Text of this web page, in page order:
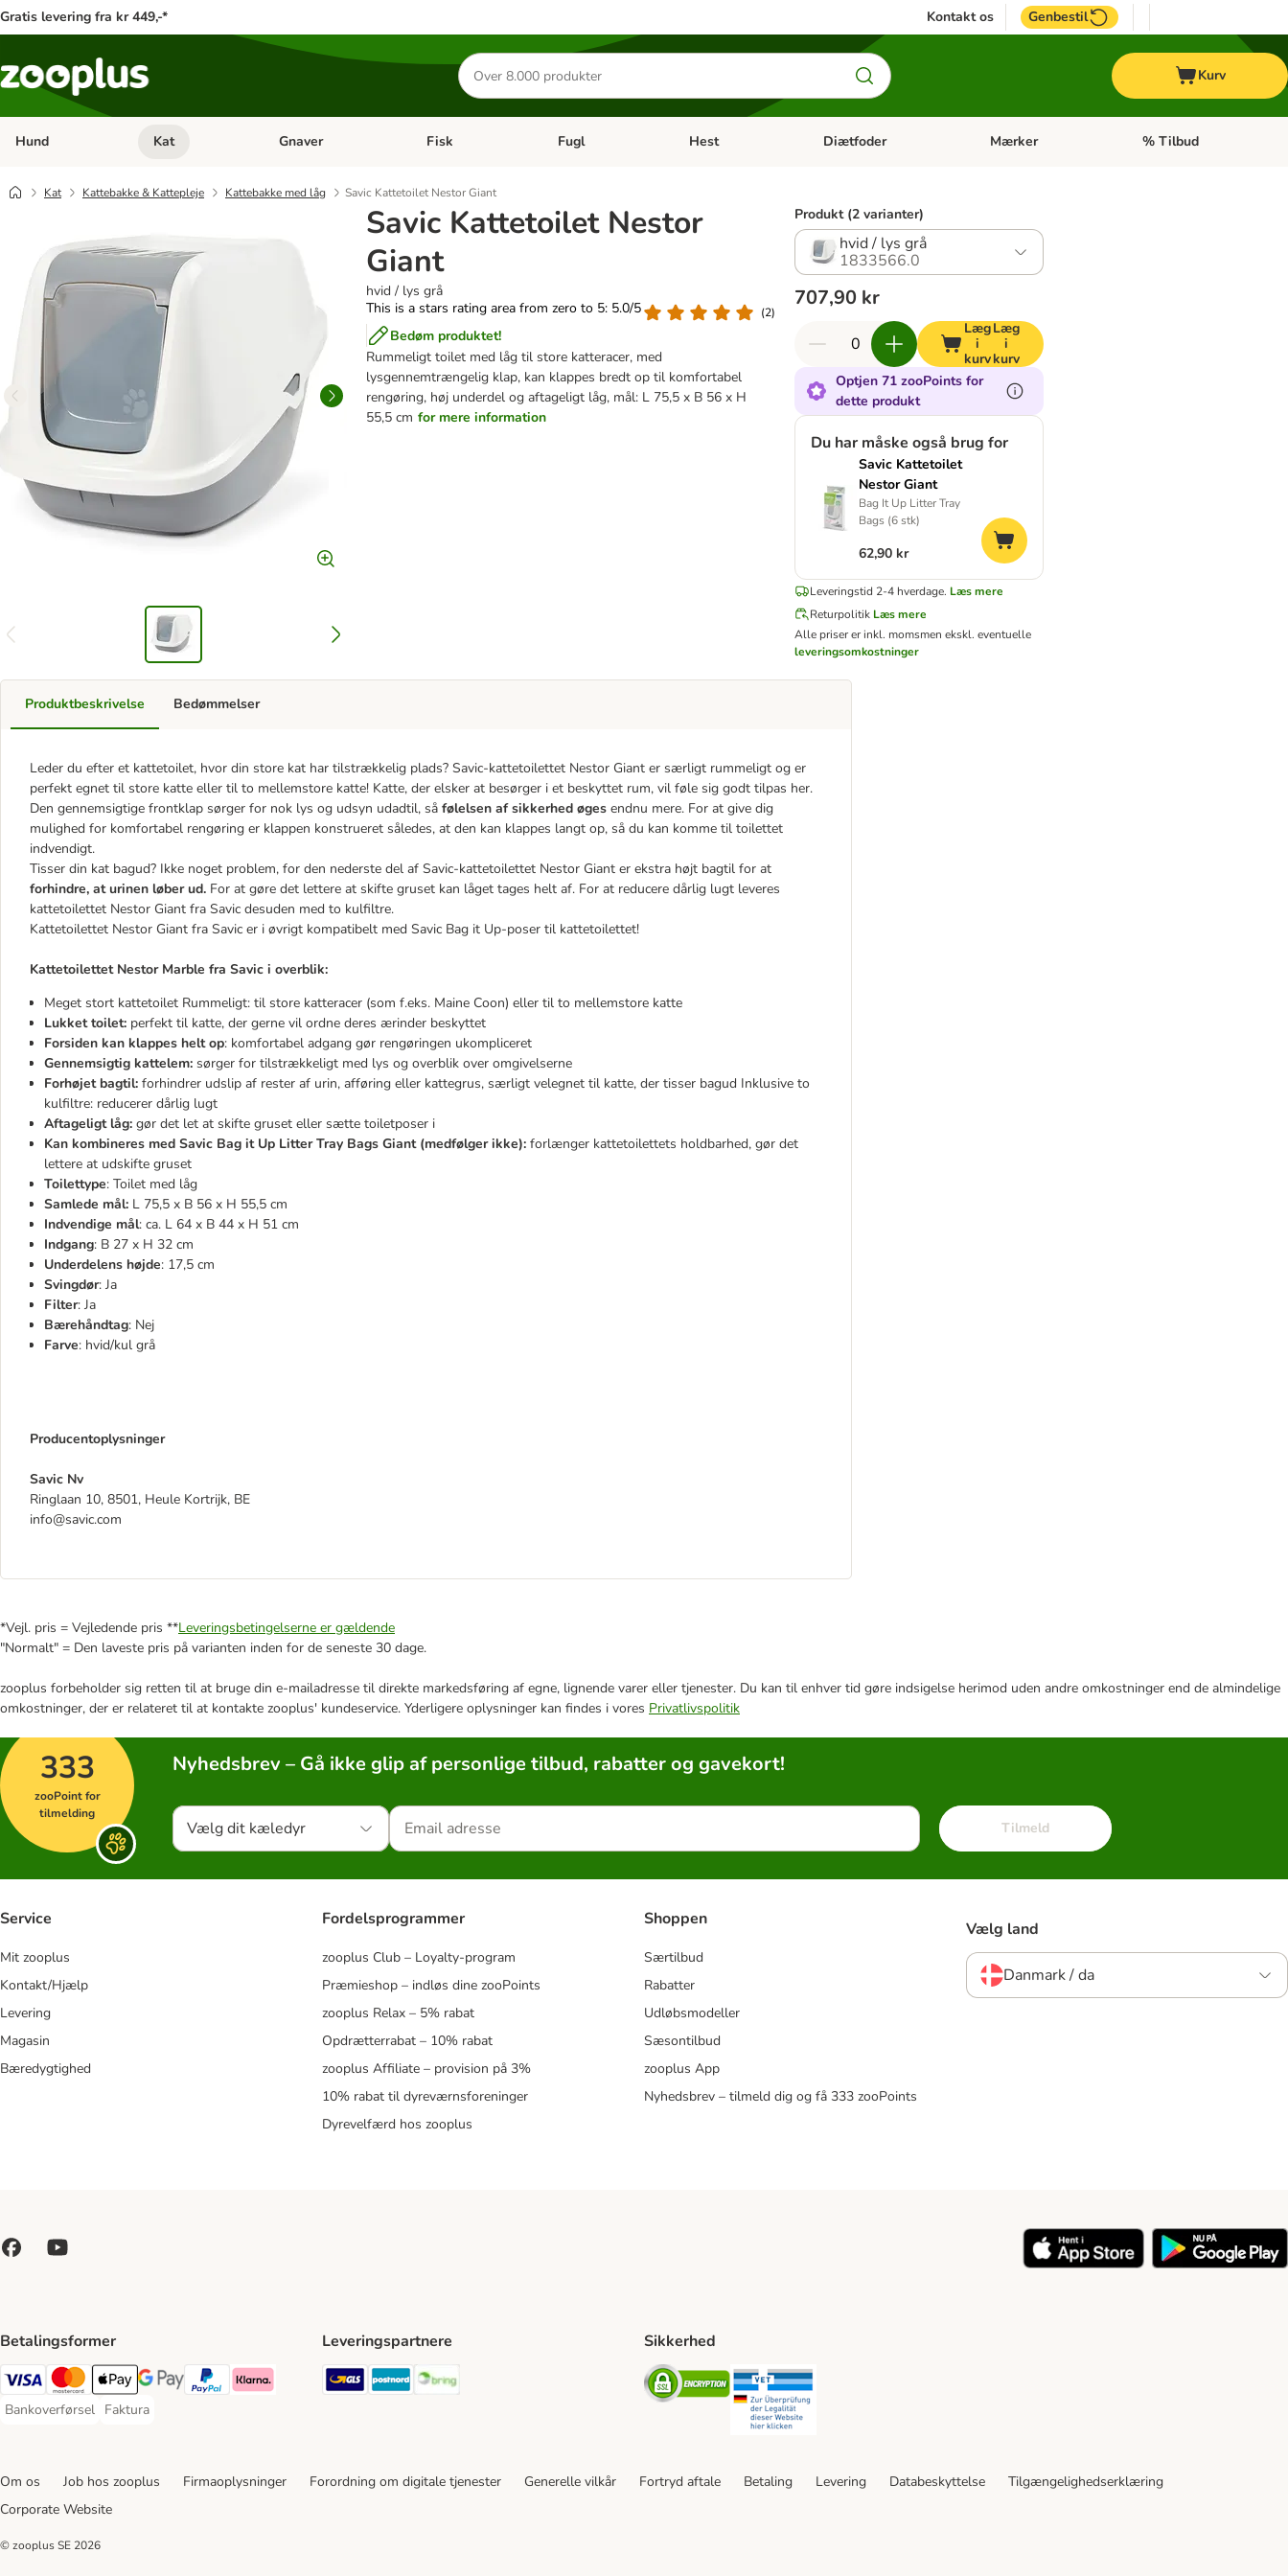
Gratis levering fra kr 449,-* Kontakt os Genbestil
Søg
efter
produkter
Kurv
Hund Åben kategori menu: Hund
Kat Åben kategori menu: Kat
Gnaver Åben kategori menu: Gnaver
Fisk Åben kategori menu: Fisk
Fugl Åben kategori menu: Fugl
Hest Åben kategori menu: Hest
Diætfoder Åben kategori menu: Diætfoder
Mærker Åben kategori menu:
% Tilbud
Kat Kattebakke & Kattepleje Kattebakke med låg Savic Kattetoilet Nestor Giant
Savic Kattetoilet Nestor
Giant
hvid / lys grå
This is a stars rating area from zero to 5: 5.0/5
(2)
Bedøm produktet!
Rummeligt toilet med låg til store katteracer, med
lysgennemtrængelig klap, kan klappes bredt op til komfortabel
rengøring, høj underdel og aftageligt låg, mål: L 75,5 x B 56 x H
55,5 cm for mere information
Produkt (2 varianter)
hvid / lys grå
1833566.0
707,90 kr
Læg
i
kurv
Læg
i
kurv
Optjen 71 zooPoints for
dette produkt
Du har måske også brug for
Savic Kattetoilet
Nestor Giant
Bag It Up Litter Tray
Bags (6 stk)
62,90 kr
Leveringstid 2-4 hverdage. Læs mere
Returpolitik Læs mere
Alle priser er inkl. momsmen ekskl. eventuelle
leveringsomkostninger
Produktbeskrivelse
Leder du efter et kattetoilet, hvor din store kat har tilstrækkelig plads? Savic-kattetoilettet Nestor Giant er særligt rummeligt og er
perfekt egnet til store katte eller til to mellemstore katte! Katte, der elsker at besørger i et beskyttet rum, vil føle sig godt tilpas her.
Den gennemsigtige frontklap sørger for nok lys og udsyn udadtil, så følelsen af sikkerhed øges endnu mere. For at give dig
mulighed for komfortabel rengøring er klappen konstrueret således, at den kan klappes langt op, så du kan komme til toilettet
indvendigt.
Tisser din kat bagud? Ikke noget problem, for den nederste del af Savic-kattetoilettet Nestor Giant er ekstra højt bagtil for at
forhindre, at urinen løber ud. For at gøre det lettere at skifte gruset kan låget tages helt af. For at reducere dårlig lugt leveres
kattetoilettet Nestor Giant fra Savic desuden med to kulfiltre.
Kattetoilettet Nestor Giant fra Savic er i øvrigt kompatibelt med Savic Bag it Up-poser til kattetoilettet!
Kattetoilettet Nestor Marble fra Savic i overblik:
Meget stort kattetoilet Rummeligt: til store katteracer (som f.eks. Maine Coon) eller til to mellemstore katte
Lukket toilet: perfekt til katte, der gerne vil ordne deres ærinder beskyttet
Forsiden kan klappes helt op: komfortabel adgang gør rengøringen ukompliceret
Gennemsigtig kattelem: sørger for tilstrækkeligt med lys og overblik over omgivelserne
Forhøjet bagtil: forhindrer udslip af rester af urin, afføring eller kattegrus, særligt velegnet til katte, der tisser bagud Inklusive to
kulfiltre: reducerer dårlig lugt
Aftageligt låg: gør det let at skifte gruset eller sætte toiletposer i
Kan kombineres med Savic Bag it Up Litter Tray Bags Giant (medfølger ikke): forlænger kattetoilettets holdbarhed, gør det
lettere at udskifte gruset
Toilettype: Toilet med låg
Samlede mål: L 75,5 x B 56 x H 55,5 cm
Indvendige mål: ca. L 64 x B 44 x H 51 cm
Indgang: B 27 x H 32 cm
Underdelens højde: 17,5 cm
Svingdør: Ja
Filter: Ja
Bærehåndtag: Nej
Farve: hvid/kul grå
Producentoplysninger
Savic Nv
Ringlaan 10, 8501, Heule Kortrijk, BE
info@savic.com
Bedømmelser
*Vejl. pris = Vejledende pris **Leveringsbetingelserne er gældende
"Normalt" = Den laveste pris på varianten inden for de seneste 30 dage.
zooplus forbeholder sig retten til at bruge din e-mailadresse til direkte markedsføring af egne, lignende varer eller tjenester. Du kan til enhver tid gøre indsigelse herimod uden andre omkostninger end de almindelige
omkostninger, der er relateret til at kontakte zooplus' kundeservice. Yderligere oplysninger kan findes i vores Privatlivspolitik
333
zooPoint for
tilmelding
Nyhedsbrev – Gå ikke glip af personlige tilbud, rabatter og gavekort!
Vælg dit kæledyr Tilmeld
Service
Mit zooplus
Kontakt/Hjælp
Levering
Magasin
Bæredygtighed
Fordelsprogrammer
zooplus Club – Loyalty-program
Præmieshop – indløs dine zooPoints
zooplus Relax – 5% rabat
Opdrætterrabat – 10% rabat
zooplus Affiliate – provision på 3%
10% rabat til dyreværnsforeninger
Dyrevelfærd hos zooplus
Shoppen
Særtilbud
Rabatter
Udløbsmodeller
Sæsontilbud
zooplus App
Nyhedsbrev – tilmeld dig og få 333 zooPoints
Vælg land
Danmark / da
Betalingsformer
VISA Payment Method
Mastercard Payment Method
Apply pay Payment Method
Google Pay Payment Method
paypal Payment Method
Klarna Payment Method
Bankoverførsel
Bankoverførsel Payment Method
Faktura
Faktura Payment Method
Leveringspartnere
GLS Shipping Method
Postnord Shipping Method
Sikkerhed
Security
Om os Job hos zooplus Firmaoplysninger Forordning om digitale tjenester Generelle vilkår Fortryd aftale Betaling Levering Databeskyttelse
Tilgængelighedserklæring
Corporate Website
© zooplus SE 2026